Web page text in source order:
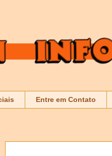
Entre em Contato